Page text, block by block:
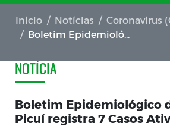
Início Notícias
Coronavírus
Boletim Epidemiológico da COVID-19: Picuí registra 7 Casos Ativos
NOTÍCIA
Boletim Epidemiológico
Picuí registra 7 Casos